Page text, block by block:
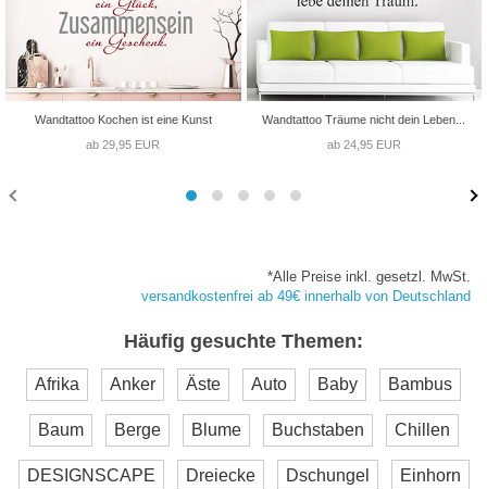
Wandtattoo Kochen ist eine Kunst
ab 29,95 EUR
Wandtattoo Träume nicht dein Leben...
ab 24,95 EUR
*Alle Preise inkl. gesetzl. MwSt.
versandkostenfrei ab 49€ innerhalb von Deutschland
Häufig gesuchte Themen:
Afrika Anker Äste Auto Baby Bambus
Baum Berge Blume Buchstaben Chillen
DESIGNSCAPE Dreiecke Dschungel Einhorn